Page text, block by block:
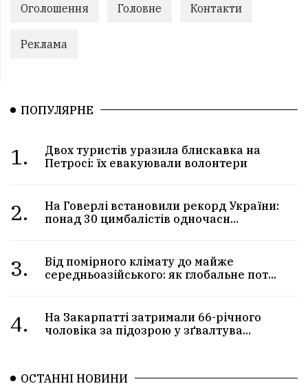
Оголошення Головне Контакти
Реклама
ПОПУЛЯРНЕ
1.
Двох туристів уразила блискавка на
Петросі: їх евакуювали волонтери
2.
На Говерлі встановили рекорд України:
понад 30 цимбалістів одночасн...
3.
Від помірного клімату до майже
середньоазійського: як глобальне пот...
4.
На Закарпатті затримали 66-річного
чоловіка за підозрою у зґвалтува...
ОСТАННІ НОВИНИ